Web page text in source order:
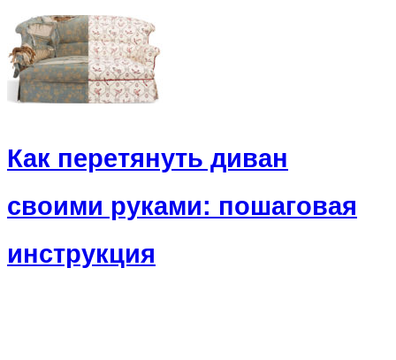
Как перетянуть диван
своими руками: пошаговая
инструкция